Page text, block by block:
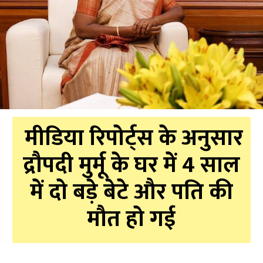
मीडिया रिपोर्ट्स के अनुसार
द्रौपदी मुर्मू के घर में 4 साल
में दो बड़े बेटे और पति की
मौत हो गई